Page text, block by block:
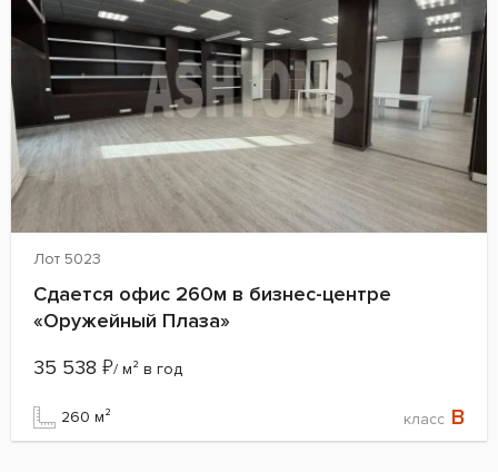
Лот 5023
Сдается офис 260м в бизнес-центре
«Оружейный Плаза»
35 538 ₽/ м² в год
260 м² класс B